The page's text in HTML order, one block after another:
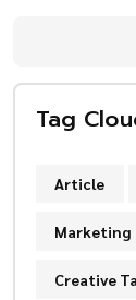
Tag
Article
Marketing
Creative